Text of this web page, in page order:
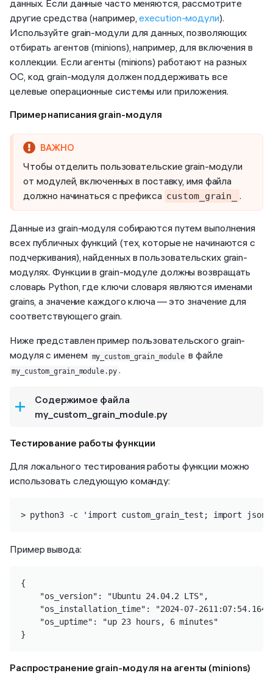
данных. Если данные часто меняются, рассмотрите
другие средства (например,execution-модули).
Используйте grain-модули для данных, позволяющих
отбирать агентов (minions), например, для включения в
коллекции. Если агенты (minions) работают на разных
ОС, код grain-модуля должен поддерживать все
целевые операционные системы или приложения.
Пример написания grain-модуля
Чтобы отделить пользовательские grain-модули
от модулей, включенных в поставку, имя файла
должно начинаться с префикса custom_grain_ .
Данные из grain-модуля собираются путем выполнения
всех публичных функций (тех, которые не начинаются с
подчеркивания), найденных в пользовательских grain-
модулях. Функции в grain-модуле должны возвращать
словарь Python, где ключи словаря являются именами
grains, а значение каждого ключа — это значение для
соответствующего grain.
Ниже представлен пример пользовательского grain-
модуля с именем my_custom_grain_module в файле
my_custom_grain_module.py .
Содержимое файла
my_custom_grain_module.py
Тестирование работы функции
Для локального тестирования работы функции можно
использовать следующую команду:
> python3 -c 'import custom_grain_test; import
Пример вывода:
{
    "os_version": "Ubuntu 24.04.2 LTS",
"os_installation_time": "2024-07-
    "os_uptime": "up 23 hours, 6 minutes"
}
Распространение grain-модуля на агенты (minions)